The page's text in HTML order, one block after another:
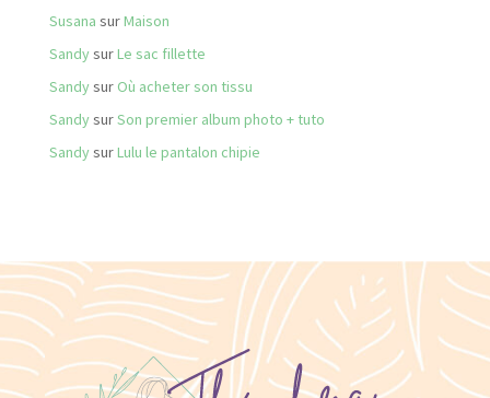
Susana surMaison
SandysurLe sac fillette
Sandysur Où acheter son tissu
SandysurSon premier album photo + tuto
SandysurLulu le pantalon chipie